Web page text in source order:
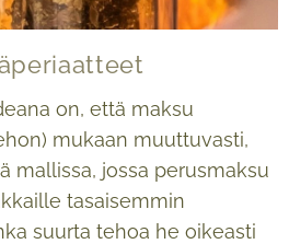
on, että maksu
mukaan muuttuvasti,
mallissa, jossa perusmaksu
tasaisemmin
suurta tehoa he oikeasti